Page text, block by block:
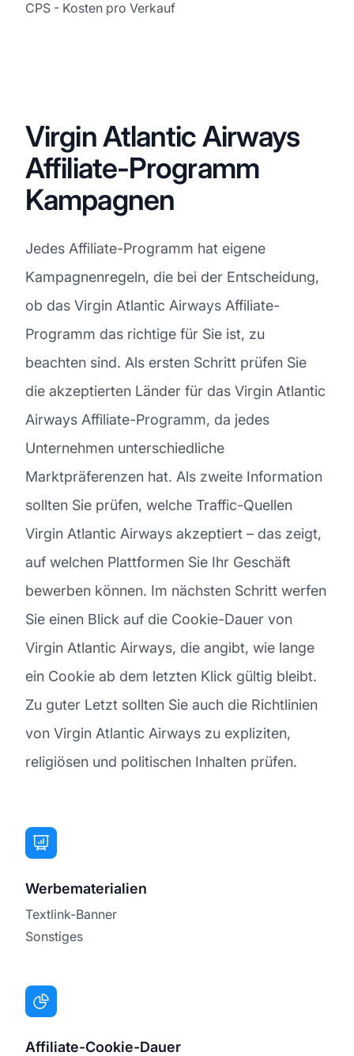
CPS - Kosten pro Verkauf
Virgin Atlantic Airways
Affiliate-Programm
Kampagnen
Jedes Affiliate-Programm hat eigene
Kampagnenregeln, die bei der Entscheidung,
ob das Virgin Atlantic Airways Affiliate-
Programm das richtige für Sie ist, zu
beachten sind. Als ersten Schritt prüfen Sie
die akzeptierten Länder für das Virgin Atlantic
Airways Affiliate-Programm, da jedes
Unternehmen unterschiedliche
Marktpräferenzen hat. Als zweite Information
sollten Sie prüfen, welche Traffic-Quellen
Virgin Atlantic Airways akzeptiert – das zeigt,
auf welchen Plattformen Sie Ihr Geschäft
bewerben können. Im nächsten Schritt werfen
Sie einen Blick auf die Cookie-Dauer von
Virgin Atlantic Airways, die angibt, wie lange
ein Cookie ab dem letzten Klick gültig bleibt.
Zu guter Letzt sollten Sie auch die Richtlinien
von Virgin Atlantic Airways zu expliziten,
religiösen und politischen Inhalten prüfen.
Werbematerialien
Textlink-Banner
Sonstiges
Affiliate-Cookie-Dauer